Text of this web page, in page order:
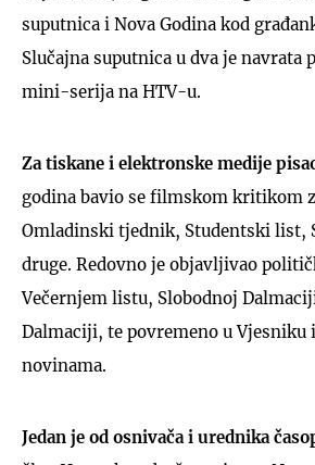
suputnica i Nova Godina kod
Slučajna suputnica u dva je navrata
mini-serija na HTV-u.
Za tiskane i elektronske medije
godina bavio se filmskom kritikom
Omladinski tjednik, Studentski list,
druge. Redovno je objavljivao
Večernjem listu, Slobodnoj
Dalmaciji, te povremeno u Vjesniku
novinama.
Jedan je od osnivača i urednika